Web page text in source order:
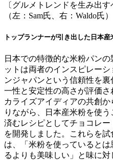
〔グルメトレンドを生み出
（左：Sam氏、右：Waldo氏）
トップランナーが引き出した日本
日本での特徴的な米粉パン
ットは両者のインスピレー
ンジャパンという信頼性を
一性と安定性の高さが評価
カライズアイディアの共創
りながら、日本産米粉を使
済むレシピとしてチョコレ
を開発しました。これらを
は、「米粉を使っていると
るよりも美味しい」と味に